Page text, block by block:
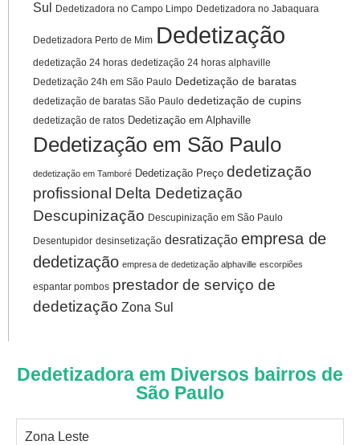
Sul
Dedetizadora no Campo Limpo Dedetizadora no Jabaquara
Dedetizadora Perto de Mim Dedetização
dedetização 24 horas dedetização 24 horas alphaville
Dedetização 24h em São Paulo Dedetização de baratas
dedetização de baratas São Paulo dedetização de cupins
dedetização de ratos Dedetização em Alphaville
Dedetização em São Paulo
dedetização em Tamboré Dedetização Preço dedetização
profissional Delta Dedetização
Descupinização Descupinização em São Paulo
Desentupidor desinsetização desratização empresa de
dedetização empresa de dedetização alphaville escorpiões
espantar pombos prestador de serviço de
dedetização Zona Sul
Dedetizadora em Diversos bairros de
São Paulo
Zona Leste